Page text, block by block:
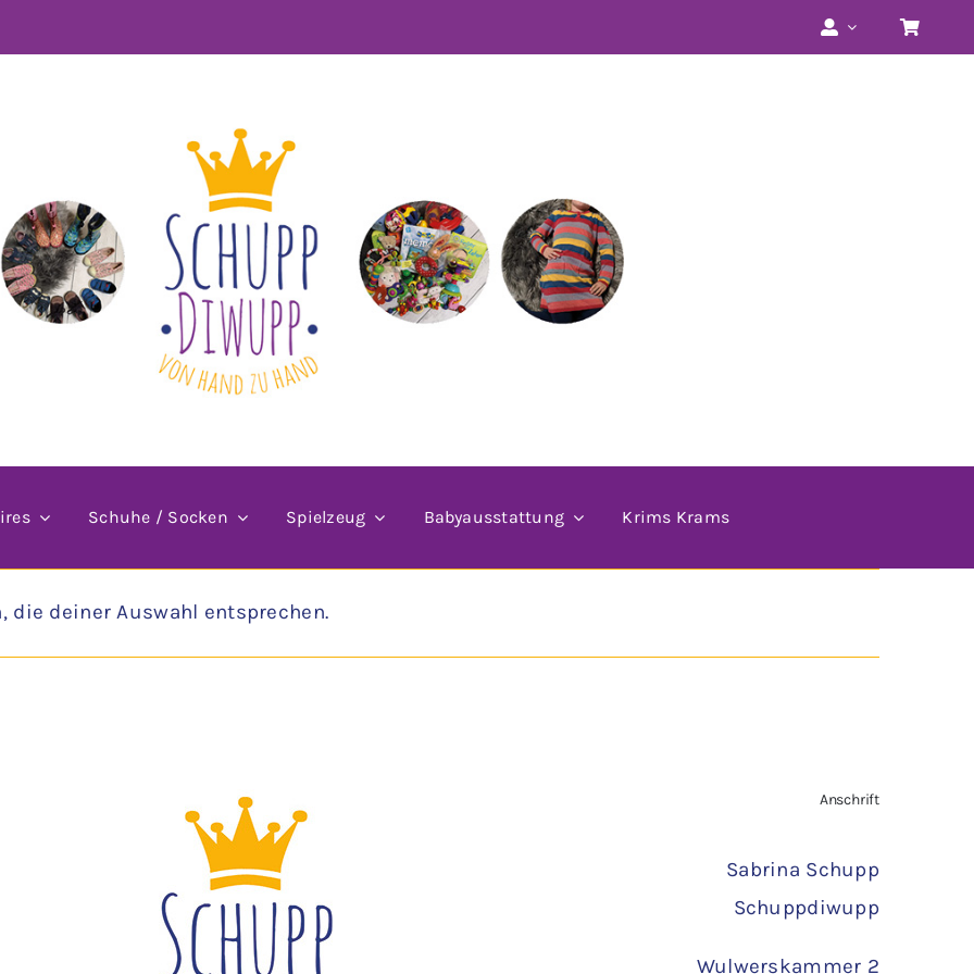
Schuhe / Socken Spielzeug Babyausstattung Krims Krams
die deiner Auswahl entsprechen.
Anschrift
Sabrina Schupp
Schuppdiwupp
Wulwerskammer 2